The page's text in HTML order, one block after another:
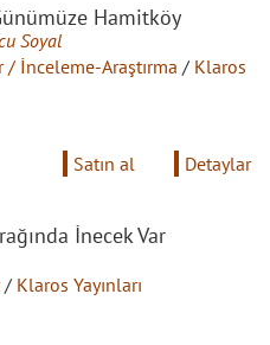
Hamitköy
Soyal
/ İnceleme-Araştırma / Klaros
Satın al Detaylar
İnecek Var
/ Klaros Yayınları